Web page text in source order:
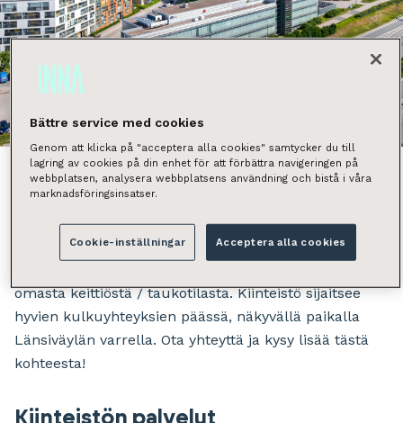
Vuokrataan toisen kerroksen valoisa toimistotila.
Tämä tila koostuu avotilasta, työhuoneista, parista
omasta keittiöstä / taukotilasta. Kiinteistö sijaitsee
hyvien kulkuyhteyksien päässä, näkyvällä paikalla
Länsiväylän varrella. Ota yhteyttä ja kysy lisää tästä
kohteesta!
Kiinteistön palvelut
Bättre service med cookies
Genom att klicka på "acceptera alla cookies" samtycker du till
lagring av cookies på din enhet för att förbättra navigeringen på
webbplatsen, analysera webbplatsens användning och bistå i våra
marknadsföringsinsatser.
Cookie-inställningar Acceptera alla cookies